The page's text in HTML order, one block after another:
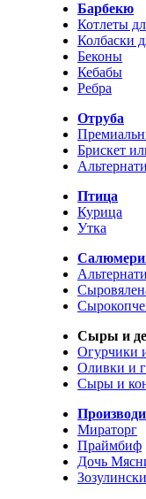
Барбекю
Котлеты
Колбаски
Беконы
Кебабы
Ребра
Отруба
Брискет
Птица
Курица
Утка
Сыры и
Огурчики
Оливки и
Сыры и
Мираторг
Праймбиф
Дочь